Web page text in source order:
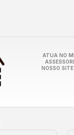
ATUA NO
NOSSO